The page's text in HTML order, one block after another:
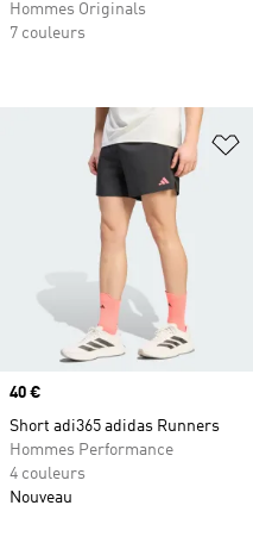
Hommes Originals
7 couleurs
Prix
40 €
Short adi365 adidas Runners
Hommes Performance
4 couleurs
Nouveau